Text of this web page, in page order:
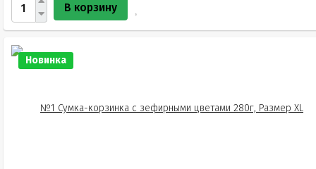
В корзину
Новинка